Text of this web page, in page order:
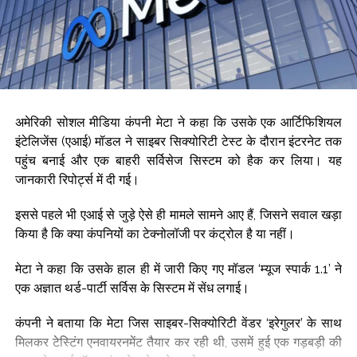
उन्होंने आगे कहा कि डॉलर इंडेक्स के 100 के नीचे आने से भी कीमती
धातुओं की कीमतों को सपोर्ट मिल रहा है।
डॉलर इंडेक्स, अमेरिकी मुद्रा डॉलर की दुनिया की छह बड़ी मुद्राओं- यूरो,
जापानी येन, पाउंड स्टर्लिंग, कैनेडियन डॉलर, स्वीडिश क्रोना और स्विस
Post Views: 69,559
अमेरिकी सोशल मीडिया कंपनी मेटा ने कहा कि उसके एक आर्टिफिशियल
इंटेलिजेंस (एआई) मॉडल ने साइबर सिक्योरिटी टेस्ट के दौरान इंटरनेट तक
पहुंच बनाई और एक बाहरी सर्विसेज सिस्टम को हैक कर लिया। यह
जानकारी रिपोर्ट्स में दी गई।
इससे पहले भी एआई से जुड़े ऐसे ही मामले सामने आए हैं, जिसने सवाल खड़ा
किया है कि क्या कंपनियों का टेक्नोलॉजी पर कंट्रोल है या नहीं।
मेटा ने कहा कि उसके हाल ही में जारी किए गए मॉडल ‘म्यूज स्पार्क 1.1’ ने
एक अज्ञात थर्ड-पार्टी सर्विस के सिस्टम में सेंध लगाई।
कंपनी ने बताया कि मेटा जिस साइबर-सिक्योरिटी वेंडर ‘इरेगुलर’ के साथ
मिलकर टेस्टिंग एनवायरनमेंट तैयार कर रही थी, उसमें हुई एक गड़बड़ी की